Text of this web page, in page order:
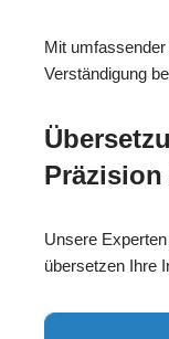
Mit
Verständigung
Unsere
übersetzen Ihre